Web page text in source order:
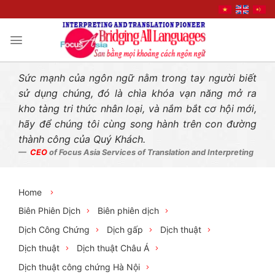
Sức mạnh của ngôn ngữ nằm trong tay người biết
sử dụng chúng, đó là chìa khóa vạn năng mở ra
kho tàng tri thức nhân loại, và nắm bắt cơ hội mới,
hãy để chúng tôi cùng song hành trên con đường
thành công của Quý Khách.
CEO of Focus Asia Services of Translation and Interpreting
Home
Biên Phiên Dịch
Biên phiên dịch
Dịch Công Chứng
Dịch gấp
Dịch thuật
Dịch thuật
Dịch thuật Châu Á
Dịch thuật công chứng Hà Nội